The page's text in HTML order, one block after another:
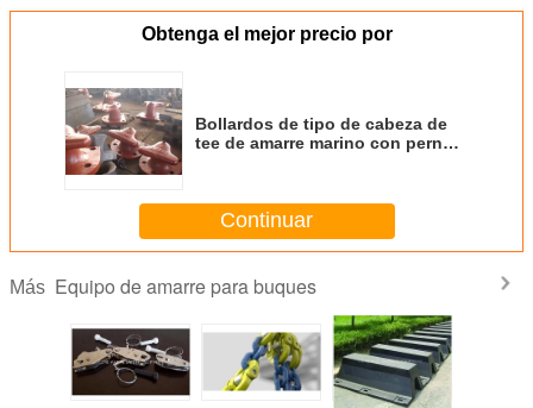
Obtenga el mejor precio por
Bollardos de tipo de cabeza de
tee de amarre marino con pernos
Continuar
Más Equipo de amarre para buques